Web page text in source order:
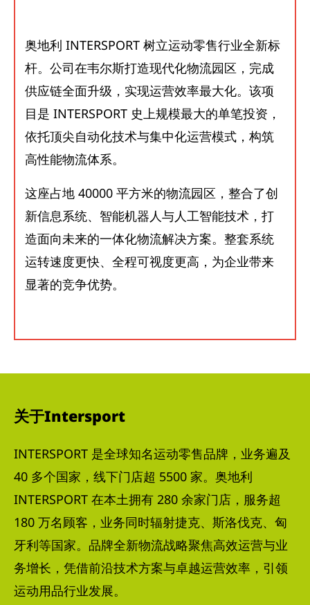
奥地利 INTERSPORT 树立运动零售行业全新标
杆。公司在韦尔斯打造现代化物流园区，完成
供应链全面升级，实现运营效率最大化。该项
目是 INTERSPORT 史上规模最大的单笔投资，
依托顶尖自动化技术与集中化运营模式，构筑
高性能物流体系。
这座占地 40000 平方米的物流园区，整合了创
新信息系统、智能机器人与人工智能技术，打
造面向未来的一体化物流解决方案。整套系统
运转速度更快、全程可视度更高，为企业带来
显著的竞争优势。
关于Intersport
INTERSPORT 是全球知名运动零售品牌，业务遍及
40 多个国家，线下门店超 5500 家。奥地利
INTERSPORT 在本土拥有 280 余家门店，服务超
180 万名顾客，业务同时辐射捷克、斯洛伐克、匈
牙利等国家。品牌全新物流战略聚焦高效运营与业
务增长，凭借前沿技术方案与卓越运营效率，引领
运动用品行业发展。